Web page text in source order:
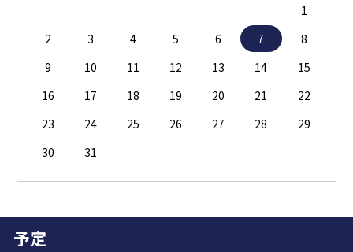
1
2
3 4 5 6 7
8
9
10 11 12 13 14
15
16
17 18 19 20 21
22
23
24 25 26 27 28
29
30
31
予定